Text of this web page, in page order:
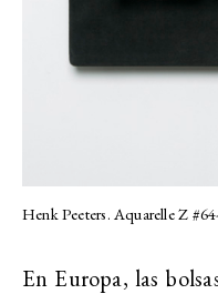
Henk Peeters. Aquarelle Z
En Europa, las